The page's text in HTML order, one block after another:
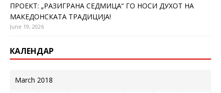
ПРОЕКТ: „РАЗИГРАНА СЕДМИЦА“ ГО НОСИ ДУХОТ НА
МАКЕДОНСКАТА ТРАДИЦИЈА!
June 19, 2026
КАЛЕНДАР
March 2018